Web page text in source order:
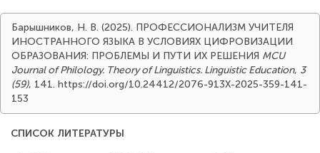
Барышников, Н. В. (2025). ПРОФЕССИОНАЛИЗМ УЧИТЕЛЯ
ИНОСТРАННОГО ЯЗЫКА В УСЛОВИЯХ ЦИФРОВИЗАЦИИ
ОБРАЗОВАНИЯ: ПРОБЛЕМЫ И ПУТИ ИХ РЕШЕНИЯ MCU
Journal of Philology. Theory of Linguistics. Linguistic Education, 3
(59), 141. https://doi.org/10.24412/2076-913X-2025-359-141-
153
СПИСОК ЛИТЕРАТУРЫ